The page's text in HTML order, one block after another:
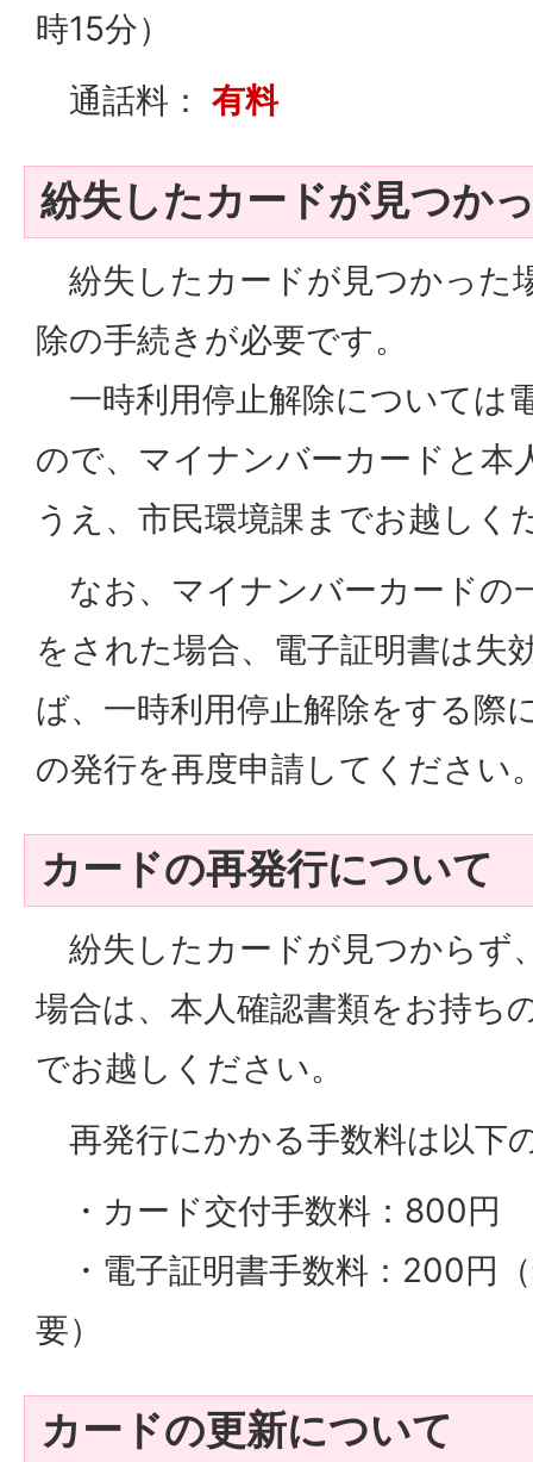
時15分）
通話料： 有料
紛失したカードが見つか
紛失したカードが見つかった
除の手続きが必要です。
一時利用停止解除については
ので、マイナンバーカードと本
うえ、市民環境課までお越しく
なお、マイナンバーカードの
をされた場合、電子証明書は失
ば、一時利用停止解除をする際
の発行を再度申請してください
カードの再発行について
紛失したカードが見つからず
場合は、本人確認書類をお持ち
でお越しください。
再発行にかかる手数料は以下
・カード交付手数料：800円
・電子証明書手数料：200円
要）
カードの更新について